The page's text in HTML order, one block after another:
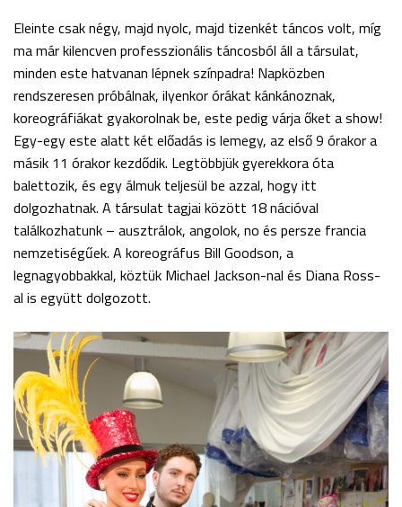
Eleinte csak négy, majd nyolc, majd tizenkét táncos volt, míg
ma már kilencven professzionális táncosból áll a társulat,
minden este hatvanan lépnek színpadra! Napközben
rendszeresen próbálnak, ilyenkor órákat kánkánoznak,
koreográfiákat gyakorolnak be, este pedig várja őket a show!
Egy-egy este alatt két előadás is lemegy, az első 9 órakor a
másik 11 órakor kezdődik. Legtöbbjük gyerekkora óta
balettozik, és egy álmuk teljesül be azzal, hogy itt
dolgozhatnak. A társulat tagjai között 18 nációval
találkozhatunk – ausztrálok, angolok, no és persze francia
nemzetiségűek. A koreográfus Bill Goodson, a
legnagyobbakkal, köztük Michael Jackson-nal és Diana Ross-
al is együtt dolgozott.